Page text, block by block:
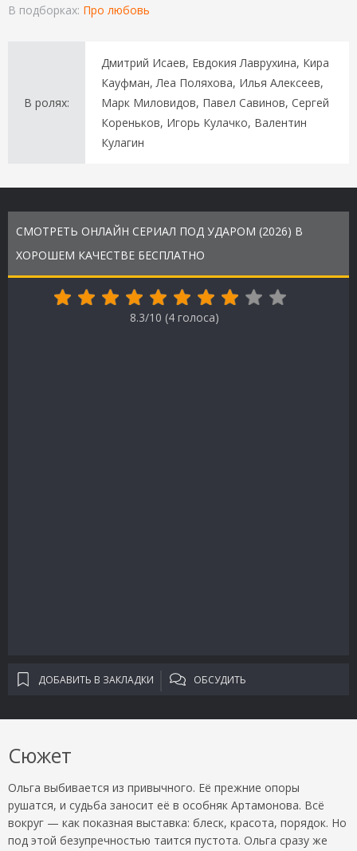
В подборках: Про любовь
В ролях:
Дмитрий Исаев, Евдокия Лаврухина, Кира
Кауфман, Леа Поляхова, Илья Алексеев,
Марк Миловидов, Павел Савинов, Сергей
Кореньков, Игорь Кулачко, Валентин
Кулагин
СМОТРЕТЬ ОНЛАЙН СЕРИАЛ ПОД УДАРОМ (2026) В
ХОРОШЕМ КАЧЕСТВЕ БЕСПЛАТНО
8.3/10 (4 голоса)
ДОБАВИТЬ В ЗАКЛАДКИ ОБСУДИТЬ
Сюжет
Ольга выбивается из привычного. Её прежние опоры
рушатся, и судьба заносит её в особняк Артамонова. Всё
вокруг — как показная выставка: блеск, красота, порядок. Но
под этой безупречностью таится пустота. Ольга сразу же